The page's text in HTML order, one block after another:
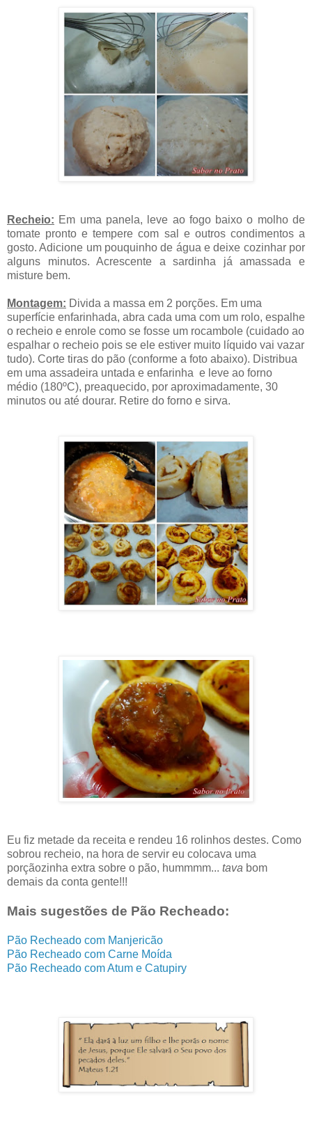
Recheio: Em uma panela, leve ao fogo baixo o molho de
tomate pronto e tempere com sal e outros condimentos a
gosto. Adicione um pouquinho de água e deixe cozinhar por
alguns minutos. Acrescente a sardinha já amassada e
misture bem.
Montagem: Divida a massa em 2 porções. Em uma
superfície enfarinhada, abra cada uma com um rolo, espalhe
o recheio e enrole como se fosse um rocambole (cuidado ao
espalhar o recheio pois se ele estiver muito líquido vai vazar
tudo). Corte tiras do pão (conforme a foto abaixo). Distribua
em uma assadeira untada e enfarinha e leve ao forno
médio (180ºC), preaquecido, por aproximadamente, 30
minutos ou até dourar. Retire do forno e sirva.
Eu fiz metade da receita e rendeu 16 rolinhos destes. Como
sobrou recheio, na hora de servir eu colocava uma
porçãozinha extra sobre o pão, hummmm... tava bom
demais da conta gente!!!
Mais sugestões de Pão Recheado:
Pão Recheado com Manjericão
Pão Recheado com Carne Moída
Pão Recheado com Atum e Catupiry